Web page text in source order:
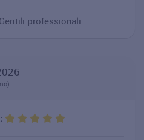
Gentili professionali